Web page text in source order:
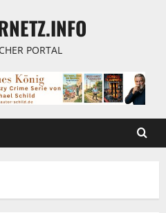
PORTAL